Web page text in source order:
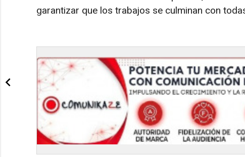
garantizar que los trabajos se culminan con